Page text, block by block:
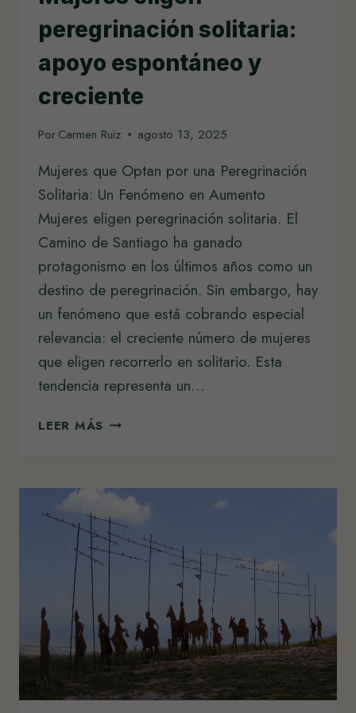
PRÁCTICA)
peregrinación solitaria:
apoyo espontáneo y
creciente
PorCarmen Ruiz agosto 13, 2025
Mujeres que Optan por una Peregrinación
Solitaria: Un Fenómeno en Aumento
Mujeres eligen peregrinación solitaria. El
Camino de Santiago ha ganado
protagonismo en los últimos años como un
destino de peregrinación. Sin embargo, hay
un fenómeno que está cobrando especial
relevancia: el creciente número de mujeres
que eligen recorrerlo en solitario. Esta
tendencia representa un…
LEER MÁS MUJERES
APOYO
ESPONTÁNEO
Y
CRECIENTE